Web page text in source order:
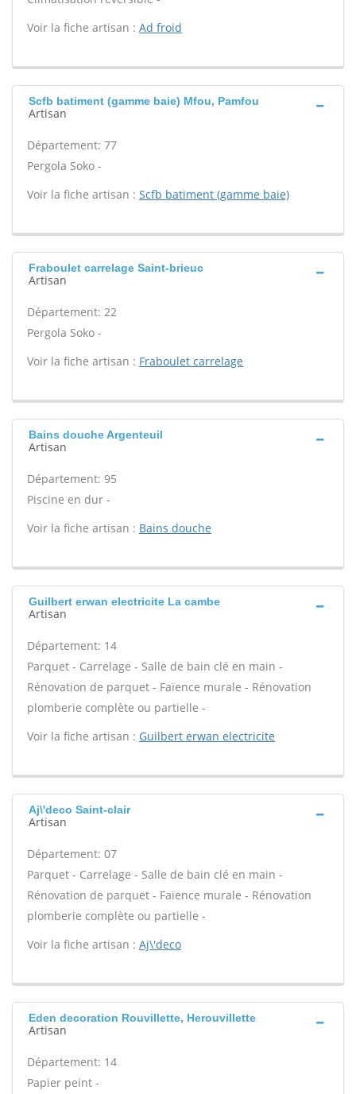
Voir la fiche artisan : Ad froid
Scfb batiment (gamme baie) Mfou, Pamfou
Artisan
Département: 77
Pergola Soko -
Voir la fiche artisan : Scfb batiment (gamme baie)
Fraboulet carrelage Saint-brieuc
Artisan
Département: 22
Pergola Soko -
Voir la fiche artisan : Fraboulet carrelage
Bains douche Argenteuil
Artisan
Département: 95
Piscine en dur -
Voir la fiche artisan : Bains douche
Guilbert erwan electricite La cambe
Artisan
Département: 14
Parquet - Carrelage - Salle de bain clé en main -
Rénovation de parquet - Faïence murale - Rénovation
plomberie complète ou partielle -
Voir la fiche artisan : Guilbert erwan electricite
Aj\'deco Saint-clair
Artisan
Département: 07
Parquet - Carrelage - Salle de bain clé en main -
Rénovation de parquet - Faïence murale - Rénovation
plomberie complète ou partielle -
Voir la fiche artisan : Aj\'deco
Eden decoration Rouvillette, Herouvillette
Artisan
Département: 14
Papier peint -